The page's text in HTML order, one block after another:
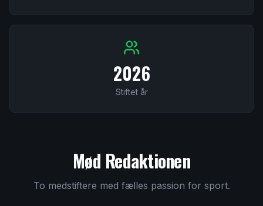
2026
Stiftet år
Mød Redaktionen
To medstiftere med fælles passion for sport.